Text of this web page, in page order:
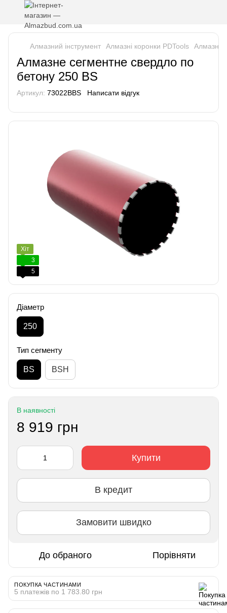
Алмазний інструмент Алмазні коронки PDTools Алмазне
Алмазне сегментне свердло по
бетону 250 BS
Артикул: 73022BBS Написати відгук
Хіт
3
5
Діаметр
250
Тип сегменту
BS BSH
В наявності
8 919 грн
Купити
В кредит
Замовити швидко
До обраного Порівняти
ПОКУПКА ЧАСТИНАМИ
5 платежів по 1 783.80 грн